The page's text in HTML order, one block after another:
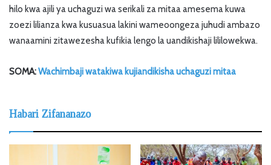
hilo kwa ajili ya uchaguzi wa serikali za mitaa amesema kuwa
zoezi lilianza kwa kusuasua lakini wameoongeza juhudi ambazo
wanaamini zitawezesha kufikia lengo la uandikishaji lililowekwa.
SOMA:Wachimbaji watakiwa kujiandikisha uchaguzi mitaa
Habari Zifananazo